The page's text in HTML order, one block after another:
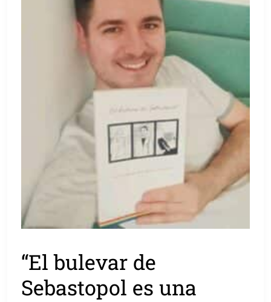
“El bulevar de
Sebastopol es una